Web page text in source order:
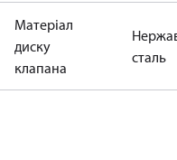
Матеріал
диску
клапана
сталь